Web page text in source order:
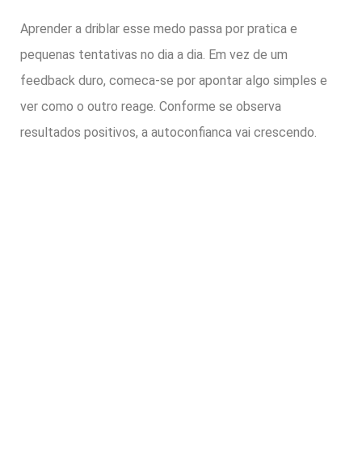
Aprender a driblar esse medo passa por pratica e
pequenas tentativas no dia a dia. Em vez de um
feedback duro, comeca-se por apontar algo simples e
ver como o outro reage. Conforme se observa
resultados positivos, a autoconfianca vai crescendo.